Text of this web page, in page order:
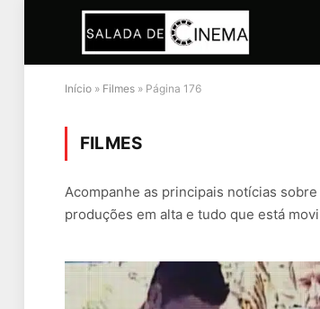
Início » Filmes » Página 176
FILMES
Acompanhe as principais notícias
produções em alta e tudo que está